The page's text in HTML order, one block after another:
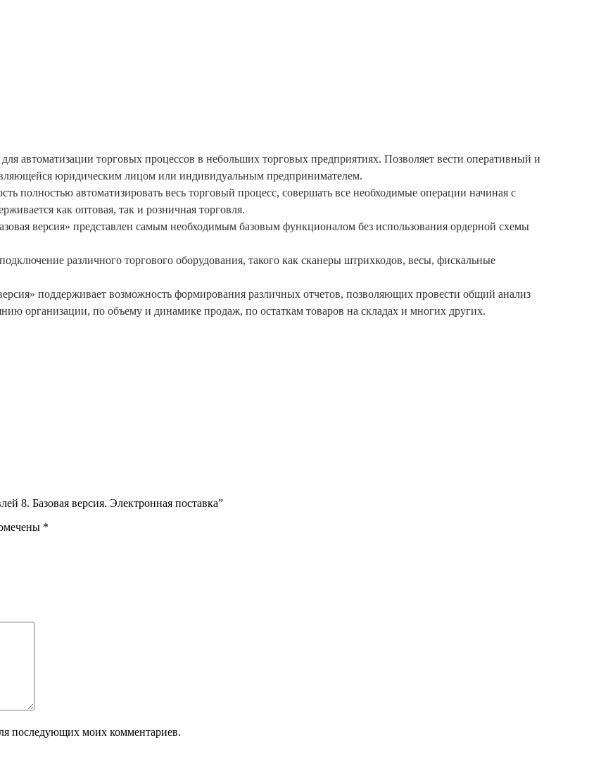
автоматизации торговых процессов в небольших торговых предприятиях. Позволяет вести оперативный и
юридическим лицом или индивидуальным предпринимателем.
полностью автоматизировать весь торговый процесс, совершать все необходимые операции начиная с
как оптовая, так и розничная торговля.
версия» представлен самым необходимым базовым функционалом без использования ордерной схемы
различного торгового оборудования, такого как сканеры штрихкодов, весы, фискальные
поддерживает возможность формирования различных отчетов, позволяющих провести общий анализ
организации, по объему и динамике продаж, по остаткам товаров на складах и многих других.
8. Базовая версия. Электронная поставка”
*
последующих моих комментариев.